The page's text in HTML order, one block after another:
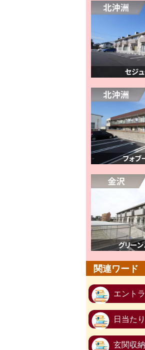
関連ワード
エント
日当たり
玄関収納